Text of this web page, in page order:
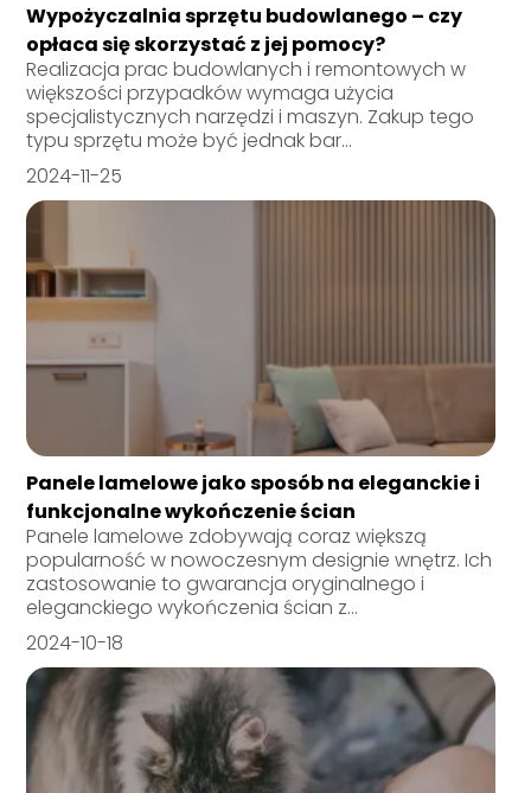
Wypożyczalnia sprzętu budowlanego – czy
opłaca się skorzystać z jej pomocy?
Realizacja prac budowlanych i remontowych w
większości przypadków wymaga użycia
specjalistycznych narzędzi i maszyn. Zakup tego
typu sprzętu może być jednak bar...
2024-11-25
Panele lamelowe jako sposób na eleganckie i
funkcjonalne wykończenie ścian
Panele lamelowe zdobywają coraz większą
popularność w nowoczesnym designie wnętrz. Ich
zastosowanie to gwarancja oryginalnego i
eleganckiego wykończenia ścian z...
2024-10-18